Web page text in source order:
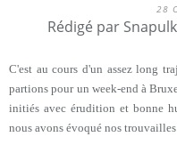
28
Rédigé par
C'est au cours d'un assez long
partions pour un week-end à
initiés avec érudition et bonne
nous avons évoqué nos